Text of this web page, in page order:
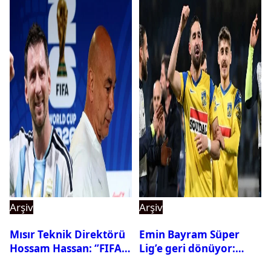
Arşiv
Mısır Teknik Direktörü
Hossam Hassan: ‘’FIFA,
Arşiv
Emin Bayram Süper
Lig’e geri dönüyor: